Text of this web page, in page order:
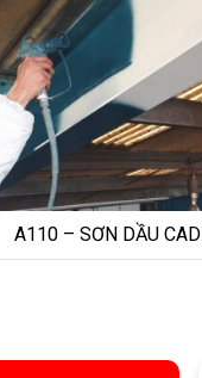
A110 – SƠN DẦU